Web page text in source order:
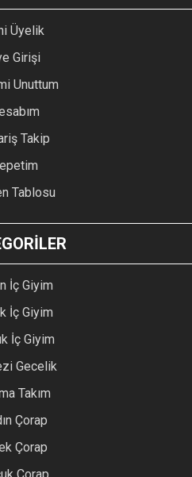
Üyelik
Girişi
Unuttum
Takip
Tablosu
İç Giyim
İç Giyim
İç Giyim
Gecelik
Takım
Çorap
Çorap